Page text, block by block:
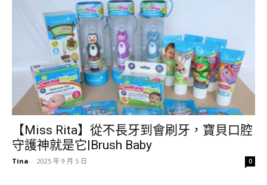
【Miss Rita】從不長牙到會刷牙，寶貝口腔
守護神就是它|Brush Baby
Tina - 2025 年 9 月 5 日 0